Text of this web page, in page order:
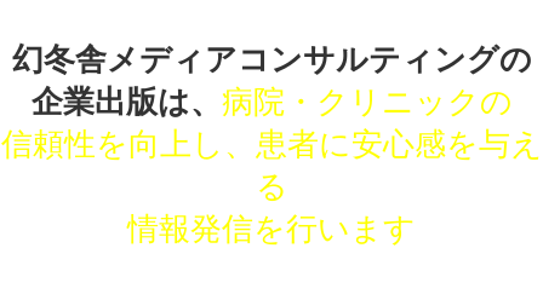
幻冬舎メディアコンサルティングの
企業出版は、 病院・クリニックの
信頼性を向上し、患者に安心感を与え
る
情報発信を行います